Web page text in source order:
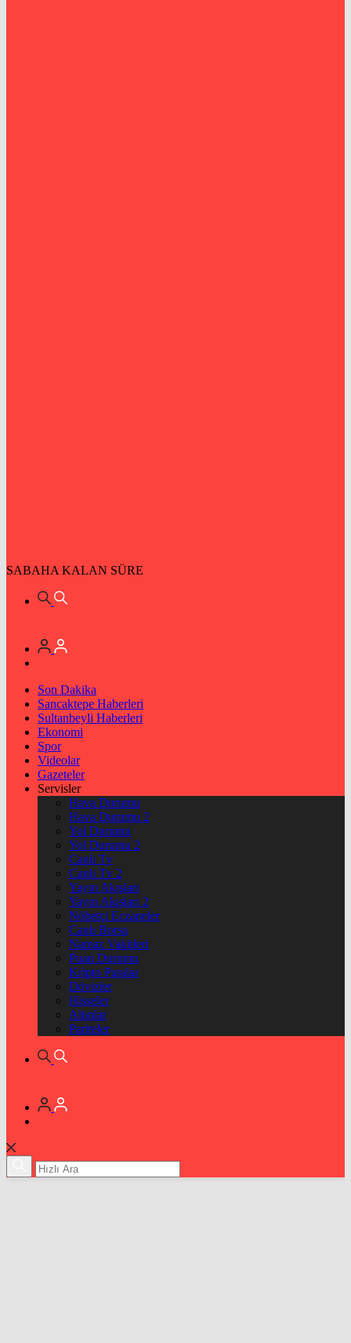
SABAHA KALAN SÜRE
Son Dakika
Sancaktepe Haberleri
Sultanbeyli Haberleri
Ekonomi
Spor
Videolar
Gazeteler
Servisler
Hava Durumu
Hava Durumu 2
Yol Durumu
Yol Durumu 2
Canlı Tv
Canlı Tv 2
Yayın Akışları
Yayın Akışları 2
Nöbetçi Eczaneler
Canlı Borsa
Namaz Vakitleri
Puan Durumu
Kripto Paralar
Dövizler
Hisseler
Altınlar
Pariteler